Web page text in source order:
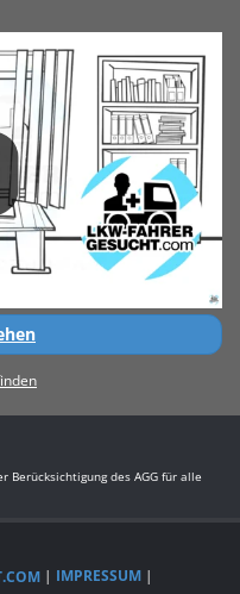
Berücksichtigung des AGG für alle
| IMPRESSUM |